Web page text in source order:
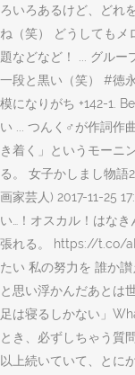
ろいろあるけど、どれ
ね（笑） どうしても
題などなど！ ... グル
一段と黒い（笑） #徳
模になりがち +142-1.
い ... つんく♂が作詞作
き着く」というモーニ
る。 女子かしまし物
画家芸人) 2017-11-25
い…！オスカル！はな
張れる。 https://t.co/
たい 私の努力を 誰か
と思い浮かんだあとは
足は寝るしかない」
とき、必ずしちゃう質
以上続いていて、とに